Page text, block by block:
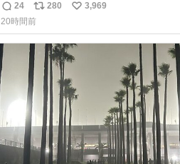
子を見た時点で終わりを感じたので、
でもないくせに偏差値の高い大学のイ
サークルに突撃して所属するという奇
なきを得た。 高偏差値に行けないなら
それくらいした方が予後がいいです。
https://t.co/9nMHIrETkw
返
信
数
24
リ
ポ
ス
ト
数
280
い
ね
数
3,969
20時間前